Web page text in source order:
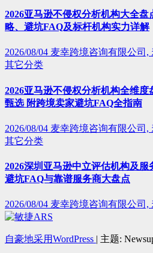
2026亚马逊不侵权分析机构大全
略、避坑FAQ及标杆机构实力详解
2026/08/04 麦幸跨境咨询有限公司,
其它分类
2026亚马逊不侵权分析机构全维
甄选 附跨境卖家避坑FAQ全指南
2026/08/04 麦幸跨境咨询有限公司,
其它分类
2026深圳亚马逊中立评估机构及服
避坑FAQ与靠谱服务商大盘点
2026/08/04 麦幸跨境咨询有限公司,
自豪地采用WordPress | 主题: